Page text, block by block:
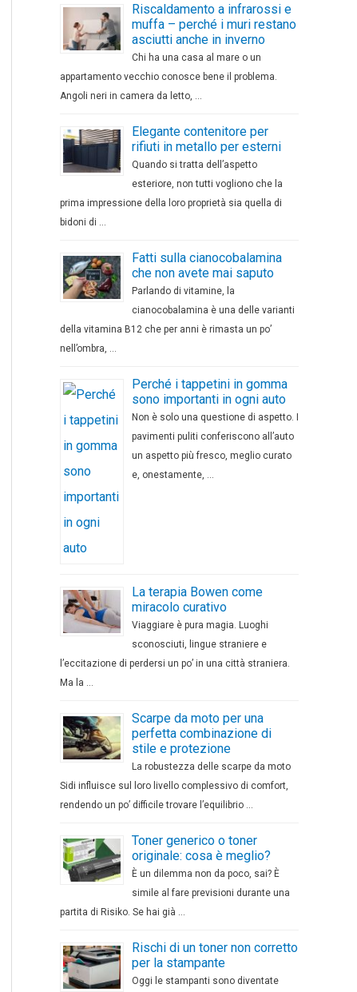
Riscaldamento a infrarossi e
muffa – perché i muri restano
asciutti anche in inverno
Chi ha una casa al mare o un
appartamento vecchio conosce bene il problema.
Angoli neri in camera da letto, …
Elegante contenitore per
rifiuti in metallo per esterni
Quando si tratta dell’aspetto
esteriore, non tutti vogliono che la
prima impressione della loro proprietà sia quella di
bidoni di …
Fatti sulla cianocobalamina
che non avete mai saputo
Parlando di vitamine, la
cianocobalamina è una delle varianti
della vitamina B12 che per anni è rimasta un po’
nell’ombra, …
Perché i tappetini in gomma
sono importanti in ogni auto
Non è solo una questione di aspetto. I
pavimenti puliti conferiscono all’auto
un aspetto più fresco, meglio curato
e, onestamente, …
La terapia Bowen come
miracolo curativo
Viaggiare è pura magia. Luoghi
sconosciuti, lingue straniere e
l’eccitazione di perdersi un po’ in una città straniera.
Ma la …
Scarpe da moto per una
perfetta combinazione di
stile e protezione
La robustezza delle scarpe da moto
Sidi influisce sul loro livello complessivo di comfort,
rendendo un po’ difficile trovare l’equilibrio …
Toner generico o toner
originale: cosa è meglio?
È un dilemma non da poco, sai? È
simile al fare previsioni durante una
partita di Risiko. Se hai già …
Rischi di un toner non corretto
per la stampante
Oggi le stampanti sono diventate